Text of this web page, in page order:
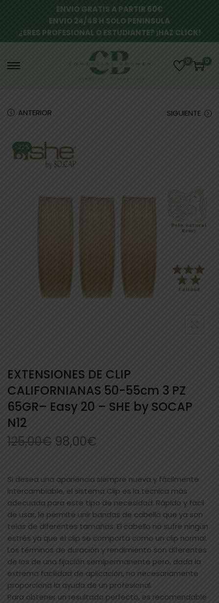
ENVIO GRATIS A PARTIR 60€
ENVIO 24/48 H SOLO PENINSULA
¿ERES PROFESIONAL O ESTUDIANTE? ¡HAZ CLICK!
0 0
ANTERIOR SIGUIENTE
-22%
EXTENSIONES DE CLIP
CALIFORNIANAS 50-55cm 3 PZ
65GR– Easy 20 – SHE by SOCAP
N12
125,00€ 98,00€
Si desea una apariencia siempre nueva y fácilmente
intercambiable, el sistema Clip es la técnica más
adecuada para este tipo de necesidad. Rápido y fácil
de usar, le permite unir bandas de cabello que ya son
telas de diferentes tamaños. El cabello no sufre ningún
estrés ya que el clip se comporta como un clip normal.
Los términos de duración y rendimiento son diferentes
de los de una fijación semipermanente pero, dada la
extrema facilidad de aplicación, no necesariamente
proporciona la ayuda de un profesional.
Para obtener un resultado perfecto, es recomendable